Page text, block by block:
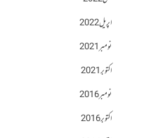
اپریل 2022
نومبر 2021
اکتوبر 2021
نومبر 2016
اکتوبر 2016